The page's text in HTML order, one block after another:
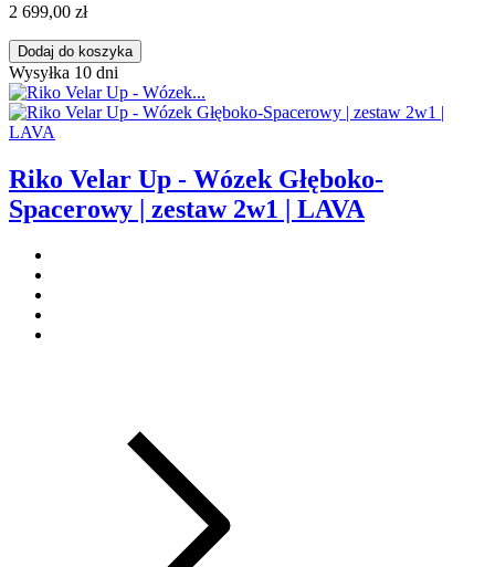
2 699,00 zł
Dodaj do koszyka
Wysyłka 10 dni
Riko Velar Up - Wózek Głęboko-
Spacerowy | zestaw 2w1 | LAVA